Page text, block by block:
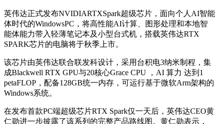
英伟达正式发布NVIDIARTXSpark超级芯片，面向个人AI智能
体时代的WindowsPC，将高性能AI计算、图形处理和本地智
能体能力带入轻薄笔记本及小型台式机，搭载英伟达RTX
SPARK芯片的电脑将于秋季上市。
该芯片由英伟达联合联发科设计，采用台积电3纳米制程，集
成Blackwell RTX GPU与20核心Grace CPU ，AI 算力 达到1
petaFLOP，配备128GB统一内存，可运行基于微软Arm架构的
Windows系统。
在发布首款PC端超级芯片RTX Spark仅一天后，英伟达CEO黄
仁勋进一步披露了该系列的完整产品路线图。黄仁勋表示，